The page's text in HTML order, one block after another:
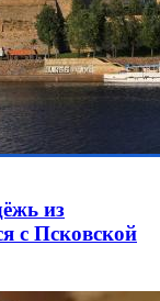
из
с Псковской